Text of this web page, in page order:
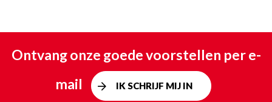
Ontvang onze goede voorstellen per e-
mail
IK SCHRIJF MIJ IN